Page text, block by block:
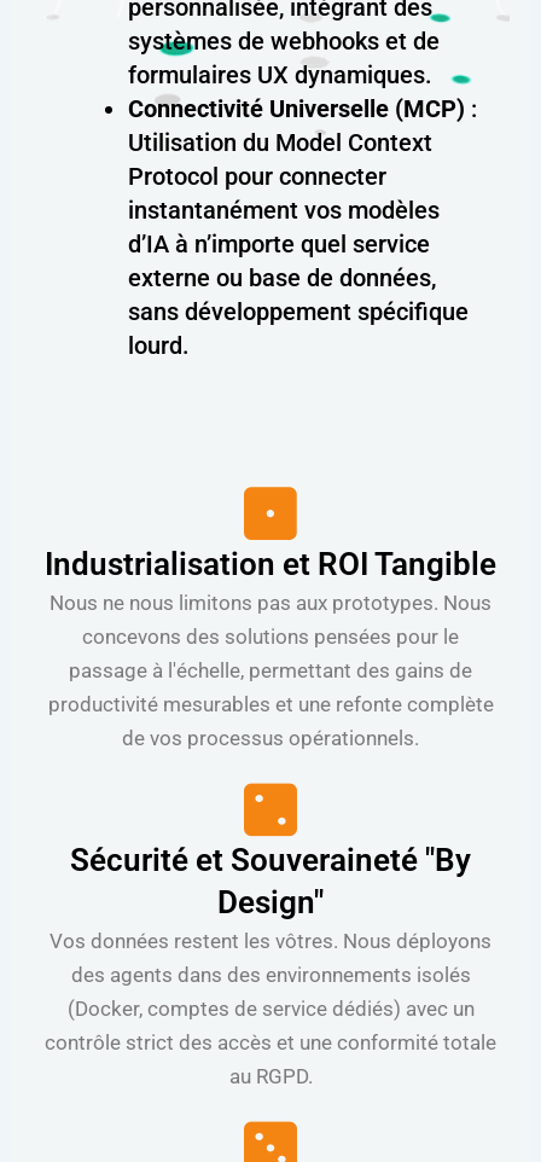
personnalisée, intégrant des
systèmes de webhooks et de
formulaires UX dynamiques.
Connectivité Universelle (MCP) :
Utilisation du Model Context
Protocol pour connecter
instantanément vos modèles
d’IA à n’importe quel service
externe ou base de données,
sans développement spécifique
lourd.
Industrialisation et ROI Tangible
Nous ne nous limitons pas aux prototypes. Nous
concevons des solutions pensées pour le
passage à l'échelle, permettant des gains de
productivité mesurables et une refonte complète
de vos processus opérationnels.
Sécurité et Souveraineté "By
Design"
Vos données restent les vôtres. Nous déployons
des agents dans des environnements isolés
(Docker, comptes de service dédiés) avec un
contrôle strict des accès et une conformité totale
au RGPD.